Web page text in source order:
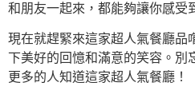
和朋友一起來，都能夠讓你感受
現在就趕緊來這家超人氣餐廳品
下美好的回憶和滿意的笑容。別
更多的人知道這家超人氣餐廳！